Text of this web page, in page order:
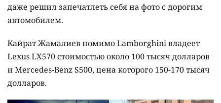
даже решил запечатлеть себя на фото с дорогим
автомобилем.
Кайрат Жамалиев помимо Lamborghini владеет
Lexus LX570 стоимостью около 100 тысяч долларов
и Mercedes-Benz S500, цена которого 150-170 тысяч
долларов.